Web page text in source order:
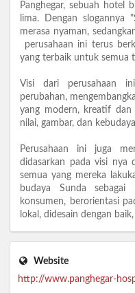
Panghegar, sebuah hotel
lima. Dengan
merasa nyaman,
perusahaan ini terus
yang terbaik untuk semua
Visi dari perusahaan
perubahan,
yang modern, kreatif
nilai, gambar, dan
Perusahaan ini juga
didasarkan pada visi nya
semua yang mereka
budaya Sunda sebagai
konsumen, berorientasi
lokal, didesain dengan
Website
http://www.panghegar-